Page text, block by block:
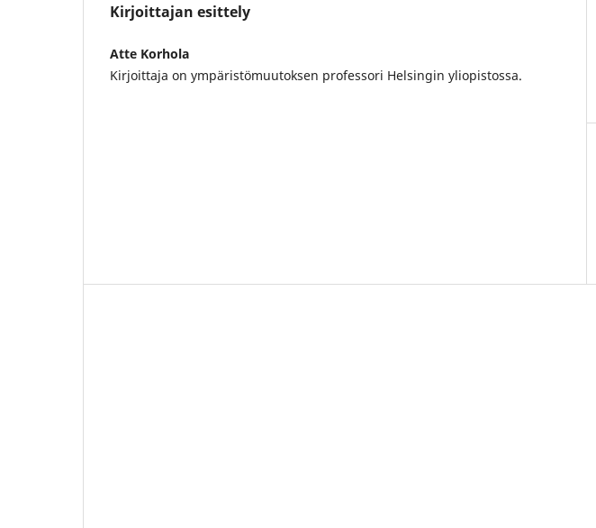
Kirjoittajan esittely
Atte Korhola
Kirjoittaja on ympäristömuutoksen professori Helsingin yliopistossa.